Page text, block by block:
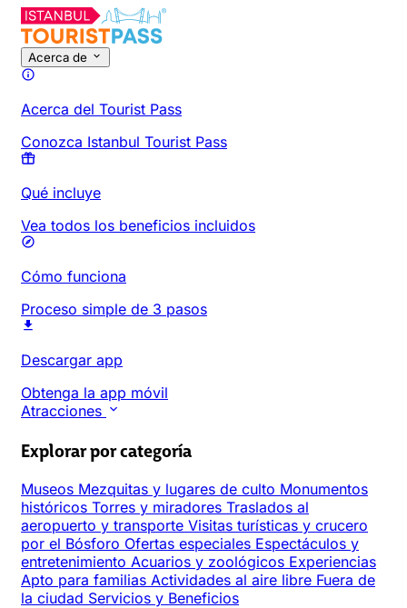
Acerca de
Acerca del Tourist Pass
Conozca Istanbul Tourist Pass
Qué incluye
Vea todos los beneficios incluidos
Cómo funciona
Proceso simple de 3 pasos
Descargar app
Obtenga la app móvil
Atracciones
Explorar por categoría
Museos Mezquitas y lugares de culto Monumentos
históricos Torres y miradores Traslados al
aeropuerto y transporte Visitas turísticas y crucero
por el Bósforo Ofertas especiales Espectáculos y
entretenimiento Acuarios y zoológicos Experiencias
Apto para familias Actividades al aire libre Fuera de
la ciudad Servicios y Beneficios